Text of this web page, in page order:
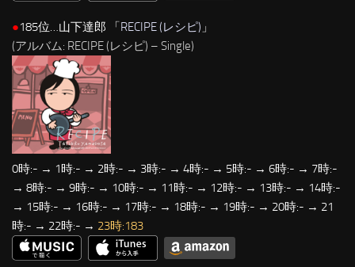
●185位…山下達郎 「 RECIPE (レシピ) 」
(アルバム: RECIPE (レシピ) – Single)
0時:- → 1時:- → 2時:- → 3時:- → 4時:- → 5時:- → 6時:- → 7時:-
→ 8時:- → 9時:- → 10時:- → 11時:- → 12時:- → 13時:- → 14時:-
→ 15時:- → 16時:- → 17時:- → 18時:- → 19時:- → 20時:- → 21
時:- → 22時:- → 23時:183